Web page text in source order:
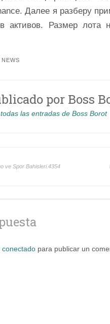
Далее я разберу
активов. Размер лота
por Boss
las entradas de Boss Borot
ve Spor Bahisleri.4354
conectadopara publicar un